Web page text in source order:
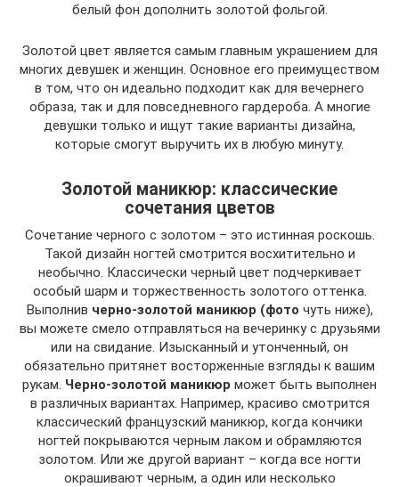
белый фон дополнить золотой фольгой.
Золотой цвет является самым главным украшением для
многих девушек и женщин. Основное его преимуществом
в том, что он идеально подходит как для вечернего
образа, так и для повседневного гардероба. А многие
девушки только и ищут такие варианты дизайна,
которые смогут выручить их в любую минуту.
Золотой маникюр: классические
сочетания цветов
Сочетание черного с золотом – это истинная роскошь.
Такой дизайн ногтей смотрится восхитительно и
необычно. Классически черный цвет подчеркивает
особый шарм и торжественность золотого оттенка.
Выполнив черно-золотой маникюр (фото чуть ниже),
вы можете смело отправляться на вечеринку с друзьями
или на свидание. Изысканный и утонченный, он
обязательно притянет восторженные взгляды к вашим
рукам. Черно-золотой маникюр может быть выполнен
в различных вариантах. Например, красиво смотрится
классический французский маникюр, когда кончики
ногтей покрываются черным лаком и обрамляются
золотом. Или же другой вариант – когда все ногти
окрашивают черным, а один или несколько